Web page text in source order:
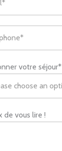
votre séjour*
de vous lire !